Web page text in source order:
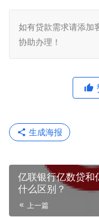
如有贷款需求请添加
协助办理！
生成海报
亿联银行亿数贷和
什么区别？
上一篇